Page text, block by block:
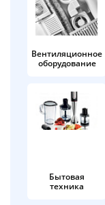
Вентиляционное
оборудование
Бытовая
техника
по25%
Подробнее
об оплате